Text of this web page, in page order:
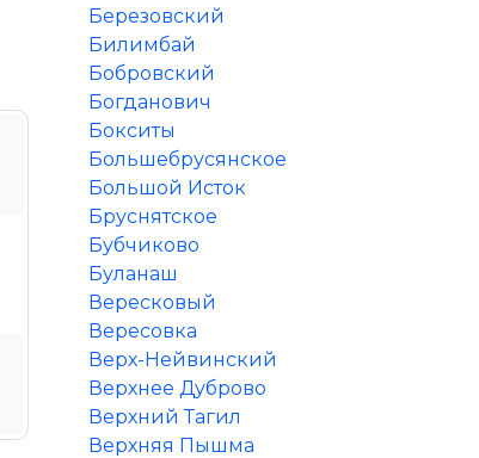
Березовский
Билимбай
Бобровский
Богданович
Бокситы
Большебрусянское
Большой Исток
Бруснятское
Бубчиково
Буланаш
Вересковый
Вересовка
Верх-Нейвинский
Верхнее Дуброво
Верхний Тагил
Верхняя Пышма